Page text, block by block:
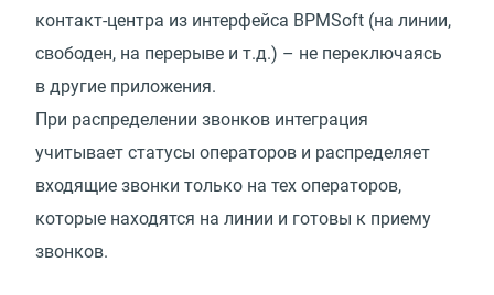
контакт-центра из интерфейса BPMSoft (на линии,
свободен, на перерыве и т.д.) – не переключаясь
в другие приложения.
При распределении звонков интеграция
учитывает статусы операторов и распределяет
входящие звонки только на тех операторов,
которые находятся на линии и готовы к приему
звонков.